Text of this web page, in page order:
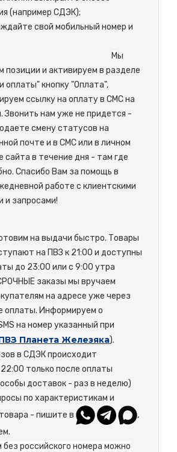
(например СДЭК);
свой мобильный номер и
mail.
Мы
позиции и активируем в разделе
оплаты" кнопку "Оплата",
ссылку на оплату в СМС на
Звонить нам уже не придется -
смену статусов на
почте и в СМС или в личном
сайта в течение дня - там где
Спасибо Вам за помощь в
работе с клиентскими
и запросами!
на выдачи быстро. Товары
на ПВЗ к 21:00 и доступны
до 23:00 или с 9:00 утра
заказы мы вручаем
на адресе уже через
оплаты. Информируем о
на номер указанный при
Планета Железяка).
в СДЭК происходит
только после оплаты
доставок - раз в неделю)
по характеристикам и
- пишите в
,
без российского номера можно